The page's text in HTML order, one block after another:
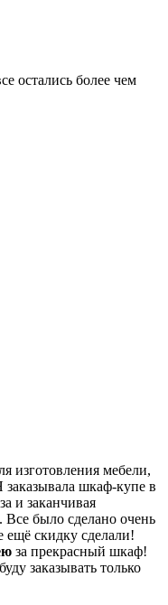
остались более чем
изготовления мебели,
шкаф-купе в
и заканчивая
было сделано очень
скидку сделали!
за прекрасный шкаф!
заказывать только